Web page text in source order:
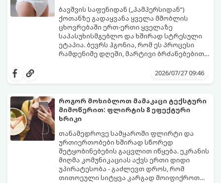
ბავშვის საფენიდან („პამპერსიდან“)
ქოთანზე გადაყვანა ყველა მშობლის
ცხოვრებაში ერთ-ერთი ყველაზე
საპასუხისმგებლო და ხშირად სტრესული
ეტაპია. ბევრს ჰგონია, რომ ეს პროცესი
რამდენიმე დღეში, მარტივი ბრძანებებით
ფიზიოლოგიური და ფსიქოლოგიური
მოთმინებას მოითხოვს.
როგორ გახადოთ ეს პროცესი2026/07/27 09:46
როგორ მოხიბლოთ მამაკაცი ტექსტური
მიმოწერით: ფლირტის 8 ეფექტური
ხრიკი
თანამედროვე სამყაროში ფლირტი და
ურთიერთობები ხშირად სწორედ
შეტყობინებების გაცვლით იწყება. ეკრანის
მიღმა კომუნიკაციას აქვს ერთი დიდი
უპირატესობა - გაძლევთ დროს, რომ
თითოეული სიტყვა კარგად მოიფიქროთ